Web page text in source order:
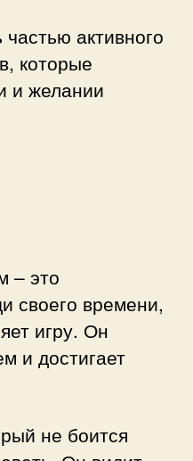
активного
которые
и желании
– это
своего времени,
игру. Он
и достигает
не боится